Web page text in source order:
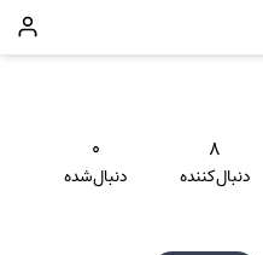
۸
دنبال‌کننده
۰
دنبال‌شده